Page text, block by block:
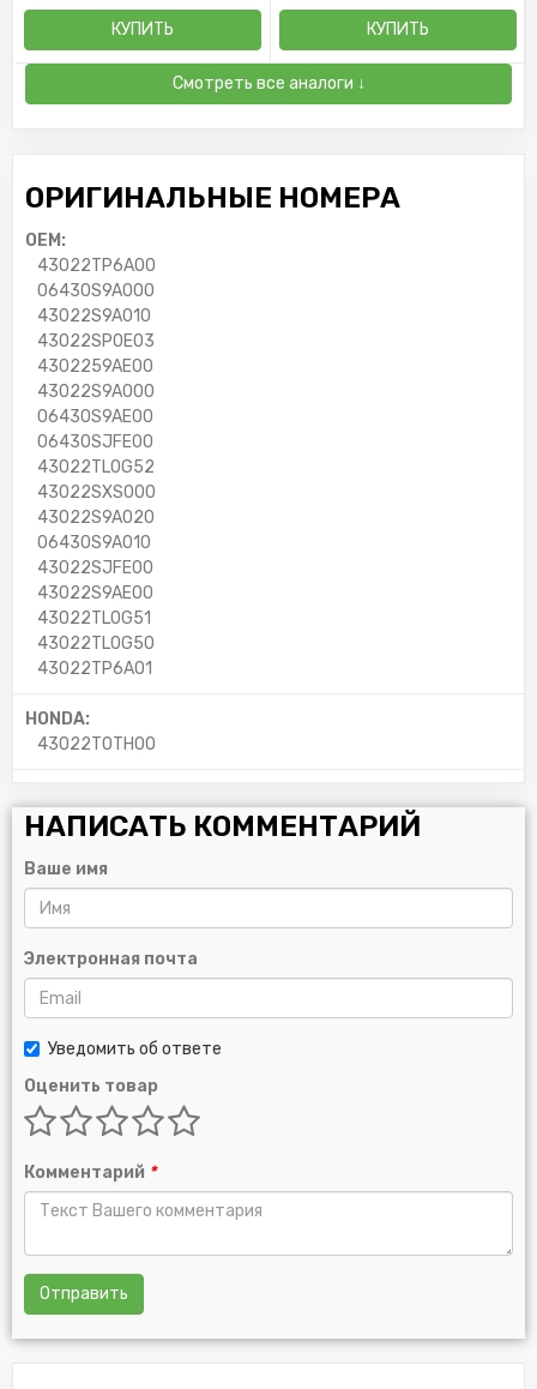
КУПИТЬ КУПИТЬ
Смотреть все аналоги ↓
ОРИГИНАЛЬНЫЕ НОМЕРА
OEM:
43022TP6A00
06430S9A000
43022S9A010
43022SP0E03
4302259AE00
43022S9A000
06430S9AE00
06430SJFE00
43022TL0G52
43022SXS000
43022S9A020
06430S9A010
43022SJFE00
43022S9AE00
43022TL0G51
43022TL0G50
43022TP6A01
HONDA:
43022T0TH00
НАПИСАТЬ КОММЕНТАРИЙ
Ваше имя
Электронная почта
Уведомить об ответе
Оценить товар
Комментарий *
Отправить